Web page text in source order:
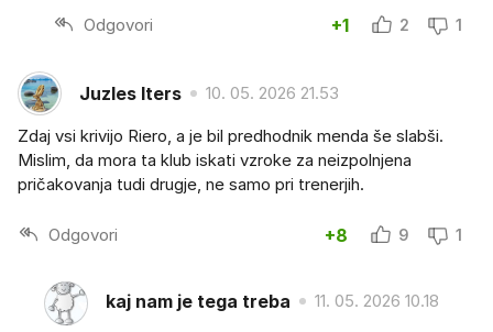
Odgovori +1 2 1
Juzles Iters 10. 05. 2026 21.53
Zdaj vsi krivijo Riero, a je bil predhodnik menda še slabši.
Mislim, da mora ta klub iskati vzroke za neizpolnjena
pričakovanja tudi drugje, ne samo pri trenerjih.
Odgovori +8 9 1
kaj nam je tega treba 11. 05. 2026 10.18